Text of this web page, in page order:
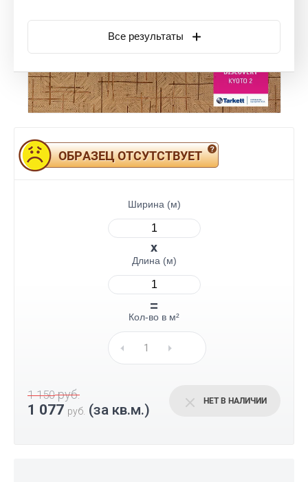
Все результаты
ОБРАЗЕЦ ОТСУТСТВУЕТ
Ширина (м)
Длина (м)
Кол-во в м²
1 150руб.
1 077 руб. (за кв.м.)
НЕТ В НАЛИЧИИ